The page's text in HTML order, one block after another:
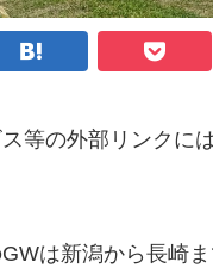
等の外部リンクに
は新潟から長崎